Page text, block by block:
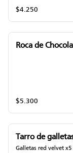
$4.250
Roca de
$5.300
Tarro de
Galletas red velvet